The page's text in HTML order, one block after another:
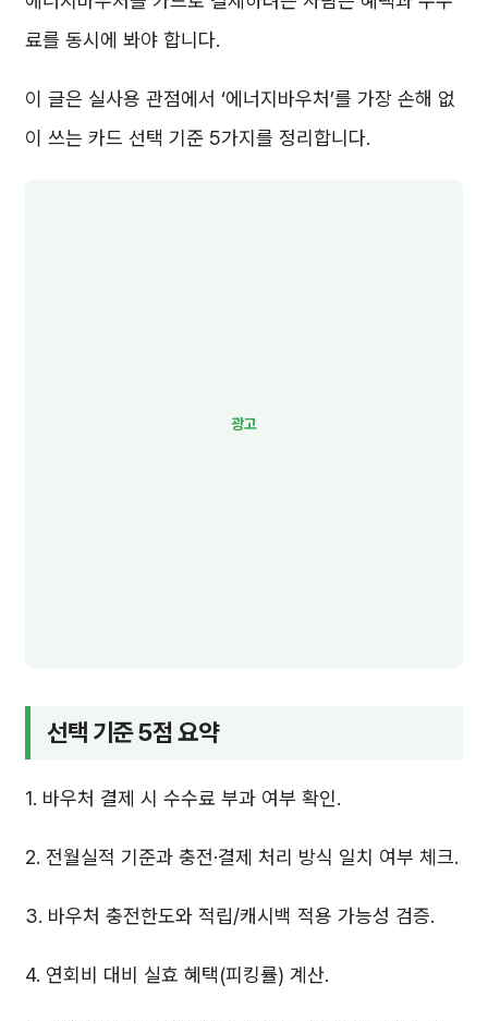
료를 동시에 봐야 합니다.
이 글은 실사용 관점에서 ‘에너지바우처’를 가장 손해 없
이 쓰는 카드 선택 기준 5가지를 정리합니다.
선택 기준 5점 요약
1. 바우처 결제 시 수수료 부과 여부 확인.
2. 전월실적 기준과 충전·결제 처리 방식 일치 여부 체크.
3. 바우처 충전한도와 적립/캐시백 적용 가능성 검증.
4. 연회비 대비 실효 혜택(피킹률) 계산.